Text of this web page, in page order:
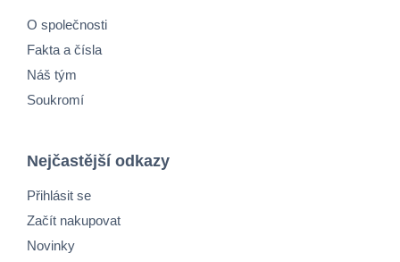
O společnosti
Fakta a čísla
Náš tým
Soukromí
Nejčastější odkazy
Přihlásit se
Začít nakupovat
Novinky